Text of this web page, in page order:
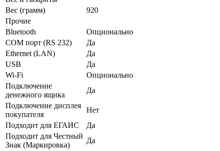
Вес (грамм)
920
Прочие
Bluetooth
Опционально
COM порт (RS 232)
Да
Ethernet (LAN)
Да
USB
Да
Wi-Fi
Опционально
Подключение
денежного ящика
Да
Подключение дисплея
покупателя
Нет
Подходит для ЕГАИС
Да
Подходит для Честный
Знак (Маркировка)
Да